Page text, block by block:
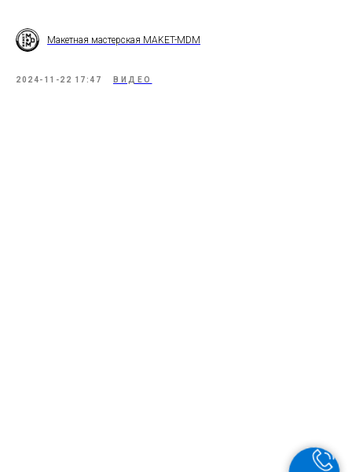
Макетная мастерская MAKET-MDM
2024-11-22 17:47 ВИДЕО